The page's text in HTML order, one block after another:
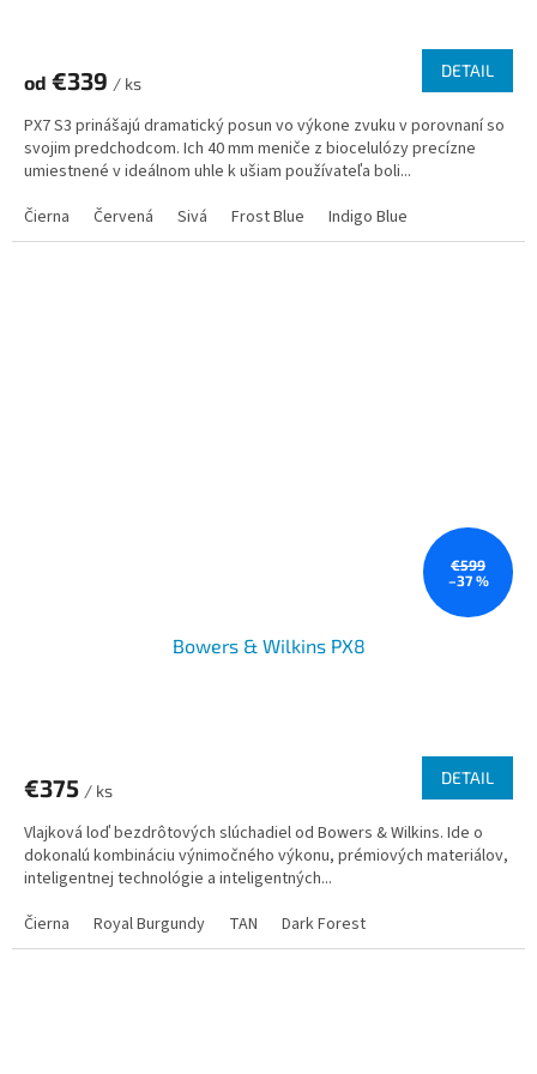
od €339 / ks
DETAIL
PX7 S3 prinášajú dramatický posun vo výkone zvuku v porovnaní so
svojim predchodcom. Ich 40 mm meniče z biocelulózy precízne
umiestnené v ideálnom uhle k ušiam používateľa boli...
Čierna
Červená Sivá Frost Blue Indigo Blue
€599
–37 %
Bowers & Wilkins PX8
€375 / ks
DETAIL
Vlajková loď bezdrôtových slúchadiel od Bowers & Wilkins. Ide o
dokonalú kombináciu výnimočného výkonu, prémiových materiálov,
inteligentnej technológie a inteligentných...
Čierna
Royal Burgundy TAN Dark Forest